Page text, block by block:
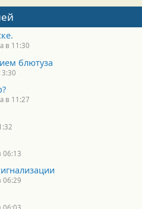
в 11:30
блютуза
в 11:27
06:13
06:29